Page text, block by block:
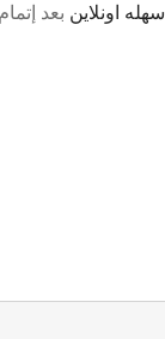
سهله اونلاين بعد